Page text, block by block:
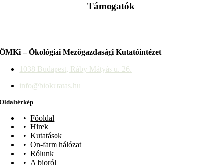
Támogatók
ÖMKi – Ökológiai Mezőgazdasági Kutatóintézet
1038 Budapest, Ráby Mátyás u. 26.
info@biokutatas.hu
Oldaltérkép
Főoldal
Hírek
Kutatások
On-farm hálózat
Rólunk
A bioról